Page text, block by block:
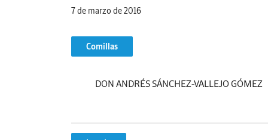
7 de marzo de 2016
Comillas
DON ANDRÉS SÁNCHEZ-VALLEJO GÓMEZ